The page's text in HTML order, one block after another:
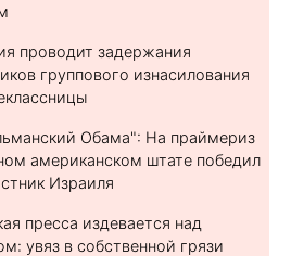
проводит задержания
группового изнасилования
Обама": На праймериз
американском штате победил
Израиля
пресса издевается над
увяз в собственной грязи